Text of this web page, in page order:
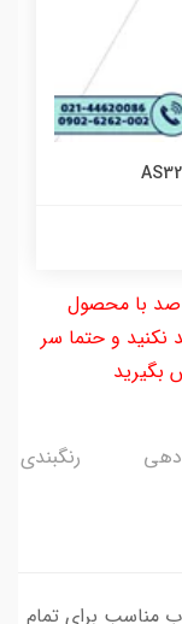
صد با محصول
نکنید و حتما سر
رنگبندی
و جذاب مناسب برای تمام